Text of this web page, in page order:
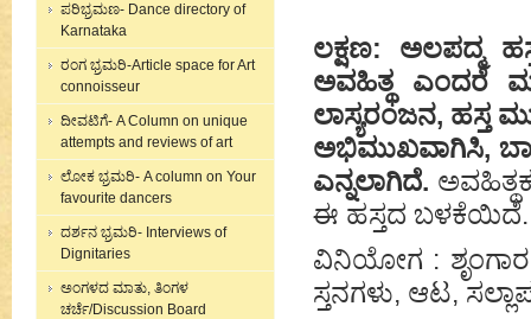
ಪರಿಭ್ರಮಣ- Dance directory of
Karnataka
ರಂಗ ಭ್ರಮರಿ-Article space for Art
connoisseur
ದೀವಟಿಗೆ- A Column on unique
attempts and reviews of art
ಲೋಕ ಭ್ರಮರಿ- A column on Your
favourite dancers
ದರ್ಶನ ಭ್ರಮರಿ- Interviews of
Dignitaries
ಅಂಗಳದ ಮಾತು, ತಿಂಗಳ
ಚರ್ಚೆ/Discussion Board
ಲಕ್ಷಣ: ಅಲಪದ್ಮ
ಅವಹಿತ್ಥ ಎಂದರೆ
ಲಾಸ್ಯರಂಜನ, ಹಸ್ತ
ಅಭಿಮುಖವಾಗಿಸಿ,
ಎನ್ನಲಾಗಿದೆ.
ಈ ಹಸ್ತದ ಬಳಕೆಯಿದೆ.
ವಿನಿಯೋಗ :
ಸ್ತನಗಳು, ಆಟ,